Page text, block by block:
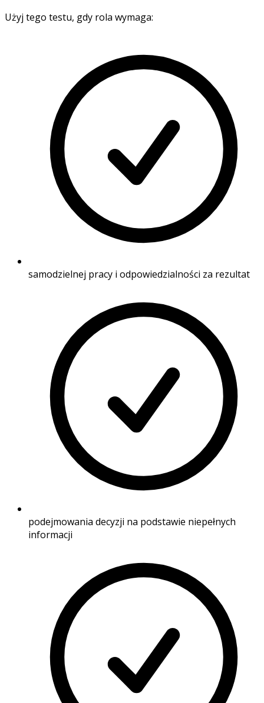
Użyj tego testu, gdy rola wymaga:
samodzielnej pracy i odpowiedzialności za rezultat
podejmowania decyzji na podstawie niepełnych
informacji